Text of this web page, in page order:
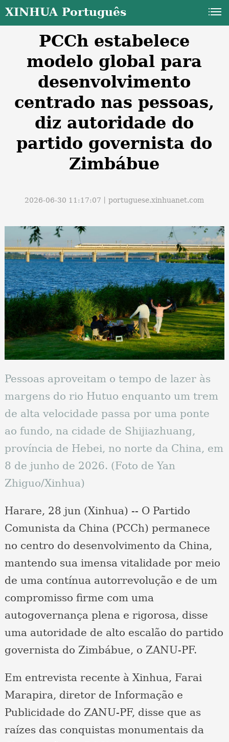
XINHUA Português
PCCh estabelece
modelo global para
desenvolvimento
centrado nas pessoas,
diz autoridade do
partido governista do
Zimbábue
2026-06-30 11:17:07丨portuguese.xinhuanet.com
Pessoas aproveitam o tempo de lazer às
margens do rio Hutuo enquanto um trem
de alta velocidade passa por uma ponte
ao fundo, na cidade de Shijiazhuang,
província de Hebei, no norte da China, em
8 de junho de 2026. (Foto de Yan
Zhiguo/Xinhua)
Harare, 28 jun (Xinhua) -- O Partido
Comunista da China (PCCh) permanece
no centro do desenvolvimento da China,
mantendo sua imensa vitalidade por meio
de uma contínua autorrevolução e de um
compromisso firme com uma
autogovernança plena e rigorosa, disse
uma autoridade de alto escalão do partido
governista do Zimbábue, o ZANU-PF.
Em entrevista recente à Xinhua, Farai
Marapira, diretor de Informação e
Publicidade do ZANU-PF, disse que as
raízes das conquistas monumentais da